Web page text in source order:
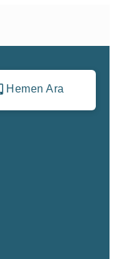
Hemen Ara